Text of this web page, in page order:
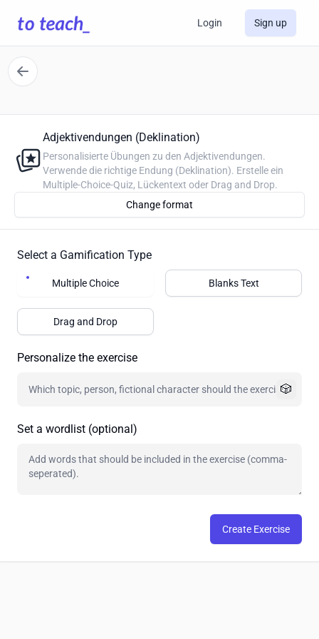
Login Sign up
Adjektivendungen (Deklination)
Personalisierte Übungen zu den Adjektivendungen.
Verwende die richtige Endung (Deklination). Erstelle ein
Multiple-Choice-Quiz, Lückentext oder Drag and Drop.
Change format
Select a Gamification Type
Multiple Choice Blanks Text
Drag and Drop
Personalize the exercise
🎲
Set a wordlist (optional)
Create Exercise